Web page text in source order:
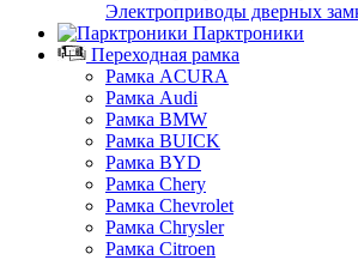
Электроприводы дверных
Парктроники
Переходная рамка
Рамка ACURA
Рамка Audi
Рамка BMW
Рамка BUICK
Рамка BYD
Рамка Chery
Рамка Chevrolet
Рамка Chrysler
Рамка Citroen